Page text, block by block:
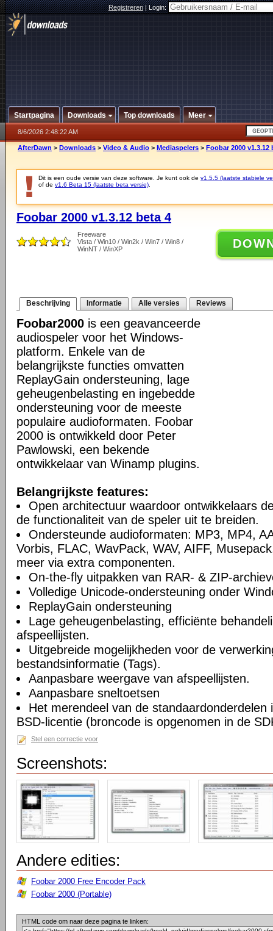
Registreren|Login:
Startpagina Downloads Top downloads Meer
8/6/2026 2:48:22 AM
AfterDawn > Downloads > Video & Audio > Mediaspelers > Foobar 2000 v1.3.12
Dit is een oude versie van deze software. Je kunt ook de v1.5.5 (laatste stabiele
of de v1.6 Beta 15 (laatste beta versie)
Foobar 2000 v1.3.12 beta 4
Freeware
Vista / Win10 / Win2k / Win7 / Win8 /
WinNT / WinXP
Beschrijving Informatie Alle versies Reviews
Foobar2000 is een geavanceerde
audiospeler voor het Windows-
platform. Enkele van de
belangrijkste functies omvatten
ReplayGain ondersteuning, lage
geheugenbelasting en ingebedde
ondersteuning voor de meeste
populaire audioformaten. Foobar
2000 is ontwikkeld door Peter
Pawlowski, een bekende
ontwikkelaar van Winamp plugins.
Belangrijkste features:
Open architectuur waardoor ontwikkelaars
de functionaliteit van de speler uit te breiden.
Ondersteunde audioformaten: MP3, MP4,
Vorbis, FLAC, WavPack, WAV, AIFF,
meer via extra componenten.
On-the-fly uitpakken van RAR- & ZIP-
Volledige Unicode-ondersteuning onder
ReplayGain ondersteuning
Lage geheugenbelasting, efficiënte
afspeellijsten.
Uitgebreide mogelijkheden voor de
bestandsinformatie (Tags).
Aanpasbare weergave van afspeellijsten.
Aanpasbare sneltoetsen
Het merendeel van de standaardonderdelen
BSD-licentie (broncode is opgenomen in de
Stel een correctie voor
Screenshots:
Andere edities:
Foobar 2000 Free Encoder Pack
Foobar 2000 (Portable)
HTML code om naar deze pagina te linken: